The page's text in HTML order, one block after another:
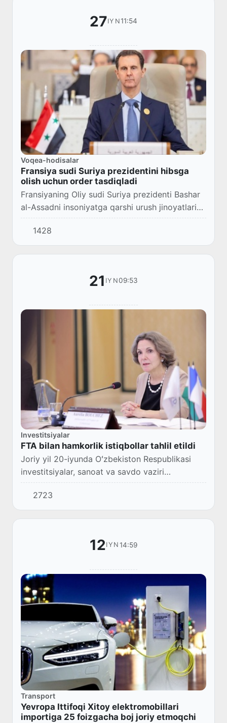
27IYN11:54
Voqea-hodisalar
Fransiya sudi Suriya prezidentini hibsga
olish uchun order tasdiqladi
Fransiyaning Oliy sudi Suriya prezidenti Bashar
al-Assadni insoniyatga qarshi urush jinoyatlariga
sheriklikda gumon qilib, hibsga olish uchun
orderni tasdiqladi.
1428
21 IYN09:53
Investitsiyalar
FTA bilan hamkorlik istiqbollar tahlil etildi
Joriy yil 20-iyunda Oʻzbekiston Respublikasi
investitsiyalar, sanoat va savdo vaziri
oʻrinbosari Shoxrux Gulamov Fransiya
taraqqiyot agentligi (FTA) bilan Yillik maslahat
uchrashuv...
2723
12IYN 14:59
Transport
Yevropa Ittifoqi Xitoy elektromobillari
importiga 25 foizgacha boj joriy etmoqchi